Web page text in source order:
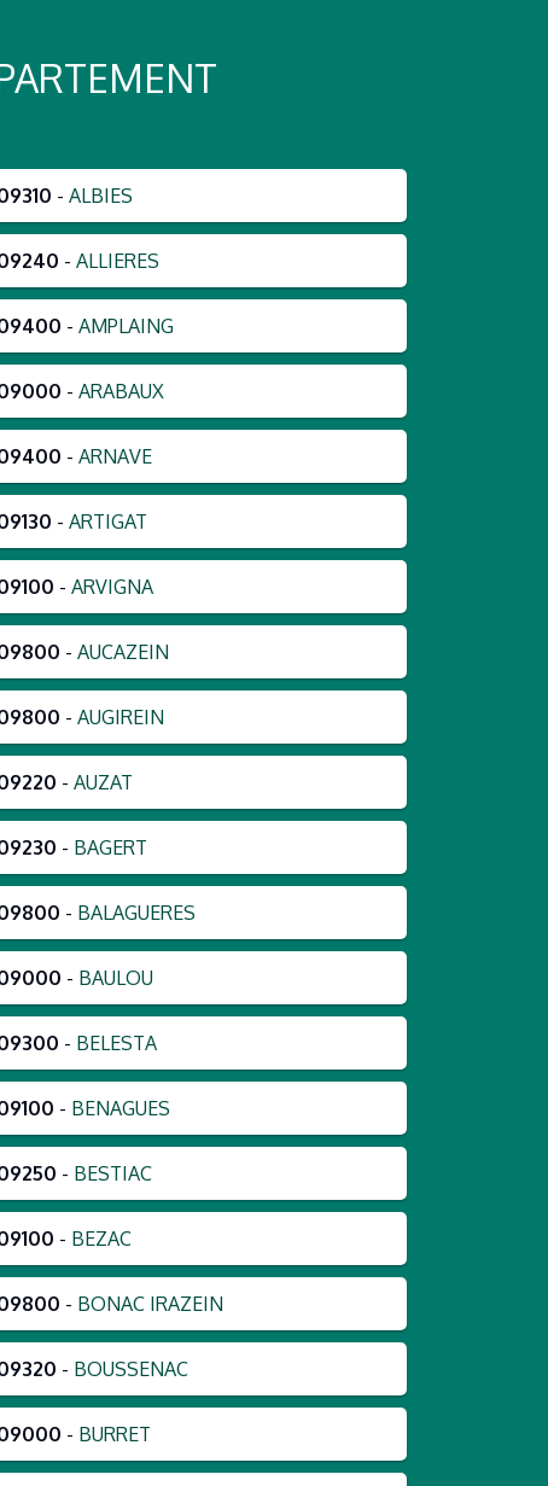
- ALBIES
- ALLIERES
- AMPLAING
- ARABAUX
- ARNAVE
- ARTIGAT
- ARVIGNA
- AUCAZEIN
- AUGIREIN
- AUZAT
- BAGERT
- BALAGUERES
- BAULOU
- BELESTA
- BENAGUES
- BESTIAC
- BEZAC
- BONAC IRAZEIN
- BOUSSENAC
- BURRET